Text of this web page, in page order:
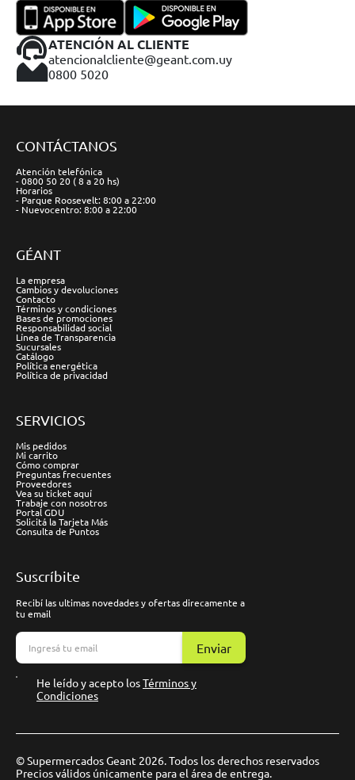
ATENCIÓN AL CLIENTE
atencionalcliente@geant.com.uy
0800 5020
CONTÁCTANOS
Atención telefónica
- 0800 50 20 ( 8 a 20 hs)
Horarios
- Parque Roosevelt: 8:00 a 22:00
- Nuevocentro: 8:00 a 22:00
GÉANT
La empresa
Cambios y devoluciones
Contacto
Términos y condiciones
Bases de promociones
Responsabilidad social
Línea de Transparencia
Sucursales
Catálogo
Política energética
Política de privacidad
SERVICIOS
Mis pedidos
Mi carrito
Cómo comprar
Preguntas frecuentes
Proveedores
Vea su ticket aquí
Trabaje con nosotros
Portal GDU
Solicitá la Tarjeta Más
Consulta de Puntos
Suscríbite
Recibí las ultimas novedades y ofertas direcamente a
tu email
Enviar
He leído y acepto losTérminos y
Condiciones
© Supermercados Geant 2026. Todos los derechos reservados
Precios válidos únicamente para el área de entrega.